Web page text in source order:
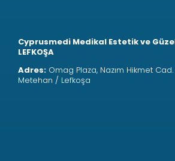
Cyprusmedi Medikal Estetik ve
LEFKOŞA
Adres: Omag Plaza, Nazım Hikmet Cad.
Metehan / Lefkoşa